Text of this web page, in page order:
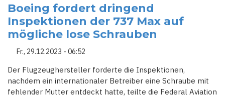
FLUGES
EXPLODIERT:
ALASKA
AIRLINES
LÄSST
BOEING
737
MAX
FLUGZEUGE
AM
BODEN
Boeing fordert dringend
Inspektionen der 737 Max auf
mögliche lose Schrauben
Fr., 29.12.2023 - 06:52
Der Flugzeughersteller forderte die Inspektionen,
nachdem ein internationaler Betreiber eine Schraube mit
fehlender Mutter entdeckt hatte, teilte die Federal Aviation